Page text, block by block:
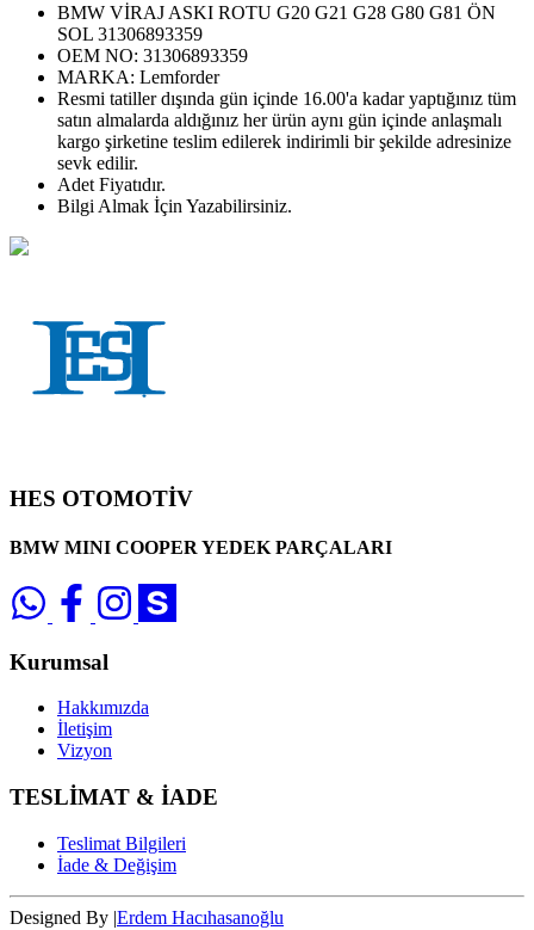
BMW VİRAJ ASKI ROTU G20 G21 G28 G80 G81 ÖN
SOL 31306893359
OEM NO: 31306893359
MARKA: Lemforder
Resmi tatiller dışında gün içinde 16.00'a kadar yaptığınız tüm
satın almalarda aldığınız her ürün aynı gün içinde anlaşmalı
kargo şirketine teslim edilerek indirimli bir şekilde adresinize
sevk edilir.
Adet Fiyatıdır.
Bilgi Almak İçin Yazabilirsiniz.
HES OTOMOTİV
BMW MINI COOPER YEDEK PARÇALARI
Kurumsal
Hakkımızda
İletişim
Vizyon
TESLİMAT & İADE
Teslimat Bilgileri
İade & Değişim
Designed By |Erdem Hacıhasanoğlu